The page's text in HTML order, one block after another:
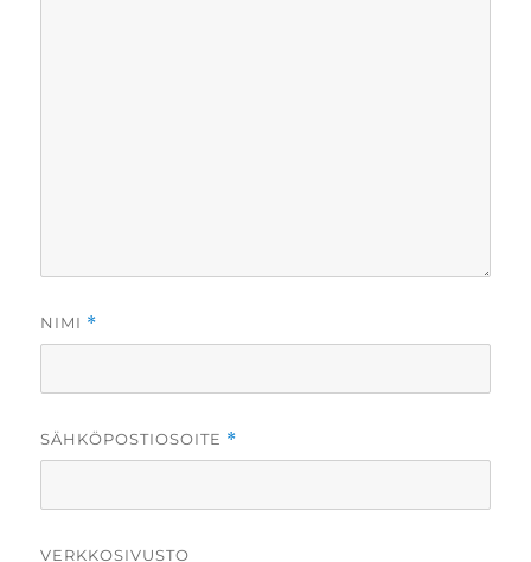
NIMI *
SÄHKÖPOSTIOSOITE *
VERKKOSIVUSTO